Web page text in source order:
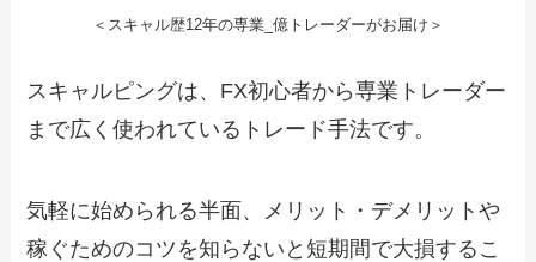
＜スキャル歴12年の専業_億トレーダーがお届け＞
スキャルピングは、FX初心者から専業トレーダー
まで広く使われているトレード手法です。
気軽に始められる半面、メリット・デメリットや
稼ぐためのコツを知らないと短期間で大損するこ